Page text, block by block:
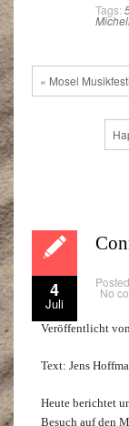
Tags:
« Mosel
4
Juli
No
Veröffentlicht
Text: Jens
Heute berichtet
Besuch auf den